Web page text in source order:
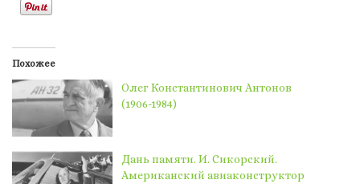
Похожее
Олег Константинович Антонов
(1906-1984)
Дань памяти. И. Сикорский.
Американский авиаконструктор